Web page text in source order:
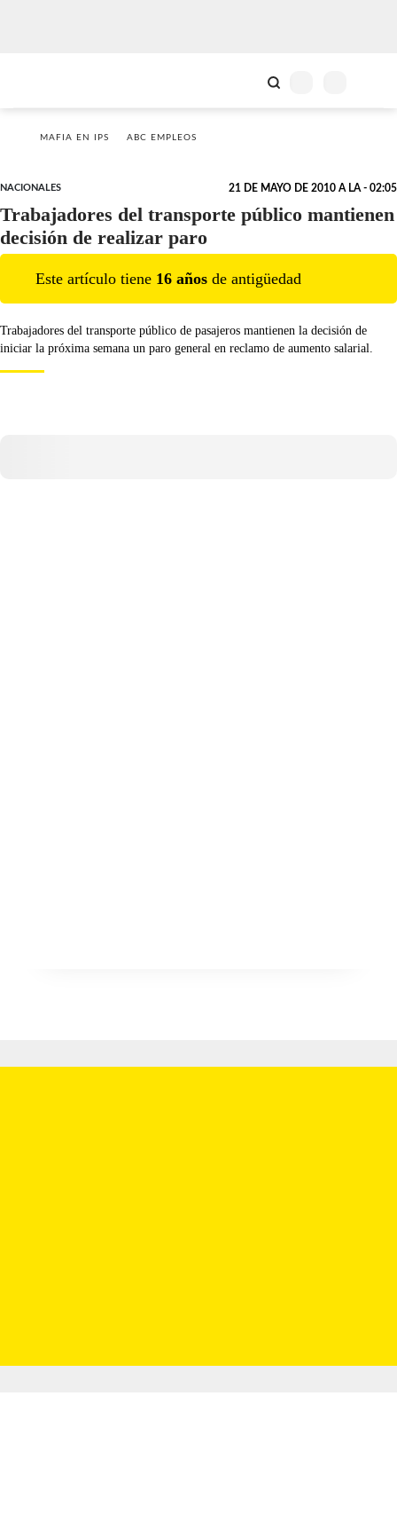
MAFIA EN IPS ABC EMPLEOS
NACIONALES 21 DE MAYO DE 2010 A LA - 02:05
Trabajadores del transporte público mantienen
decisión de realizar paro
Este artículo tiene 16 años de antigüedad
Trabajadores del transporte público de pasajeros mantienen la decisión de
iniciar la próxima semana un paro general en reclamo de aumento salarial.